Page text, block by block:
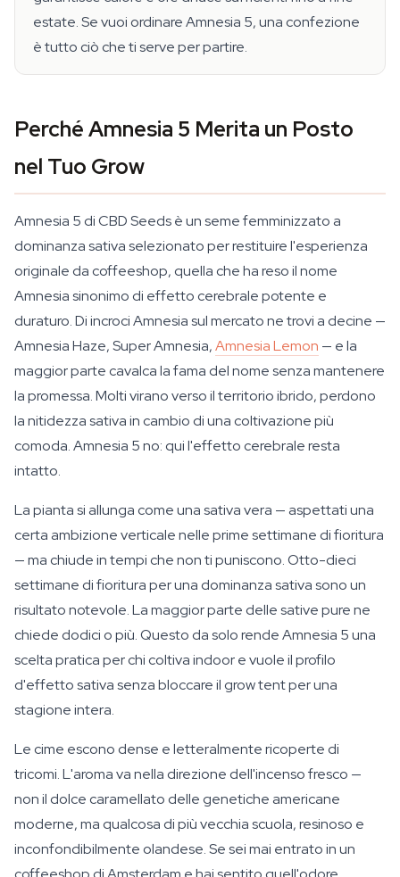
estate. Se vuoi ordinare Amnesia 5, una confezione
è tutto ciò che ti serve per partire.
Perché Amnesia 5 Merita un Posto
nel Tuo Grow
Amnesia 5 di CBD Seeds è un seme femminizzato a
dominanza sativa selezionato per restituire l'esperienza
originale da coffeeshop, quella che ha reso il nome
Amnesia sinonimo di effetto cerebrale potente e
duraturo. Di incroci Amnesia sul mercato ne trovi a decine —
Amnesia Haze, Super Amnesia,Amnesia Lemon — e la
maggior parte cavalca la fama del nome senza mantenere
la promessa. Molti virano verso il territorio ibrido, perdono
la nitidezza sativa in cambio di una coltivazione più
comoda. Amnesia 5 no: qui l'effetto cerebrale resta
intatto.
La pianta si allunga come una sativa vera — aspettati una
certa ambizione verticale nelle prime settimane di fioritura
— ma chiude in tempi che non ti puniscono. Otto-dieci
settimane di fioritura per una dominanza sativa sono un
risultato notevole. La maggior parte delle sative pure ne
chiede dodici o più. Questo da solo rende Amnesia 5 una
scelta pratica per chi coltiva indoor e vuole il profilo
d'effetto sativa senza bloccare il grow tent per una
stagione intera.
Le cime escono dense e letteralmente ricoperte di
tricomi. L'aroma va nella direzione dell'incenso fresco —
non il dolce caramellato delle genetiche americane
moderne, ma qualcosa di più vecchia scuola, resinoso e
inconfondibilmente olandese. Se sei mai entrato in un